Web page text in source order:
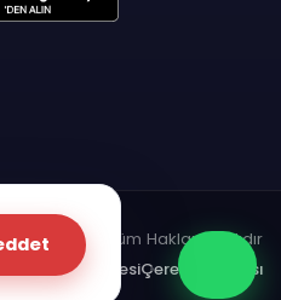
Asistan • Tüm Hakları Saklıdır
SözleşmesiÇerez Politikası